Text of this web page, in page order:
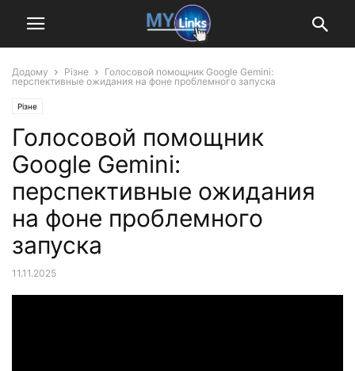
Додому Різне
Голосовой помощник Google Gemini:
перспективные ожидания на фоне проблемного запуска
Різне
Голосовой помощник
Google Gemini:
перспективные ожидания
на фоне проблемного
запуска
11.11.2025